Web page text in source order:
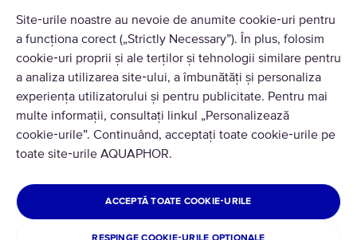
Site‑urile noastre au nevoie de anumite cookie‑uri pentru
a funcționa corect („Strictly Necessary”). În plus, folosim
cookie‑uri proprii și ale terților și tehnologii similare pentru
a analiza utilizarea site‑ului, a îmbunătăți și personaliza
experiența utilizatorului și pentru publicitate. Pentru mai
multe informații, consultați linkul „Personalizează
cookie‑urile”. Continuând, acceptați toate cookie‑urile pe
toate site‑urile AQUAPHOR.
ACCEPTĂ TOATE COOKIE‑URILE
Traducere © 2026 AQUAPHOR.
Toate drepturile rezervate
Politica de confidentialitate
Termeni si conditii
ROMÂNIA